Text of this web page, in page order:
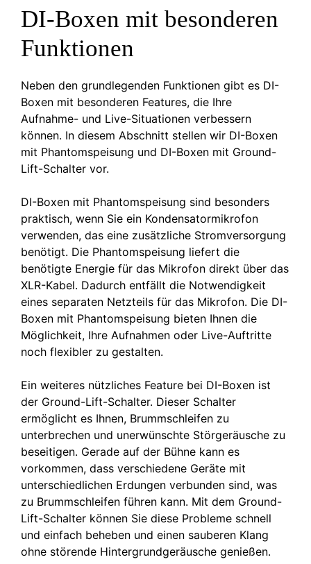
DI-Boxen mit besonderen
Funktionen
Neben den grundlegenden Funktionen gibt es DI-
Boxen mit besonderen Features, die Ihre
Aufnahme- und Live-Situationen verbessern
können. In diesem Abschnitt stellen wir DI-Boxen
mit Phantomspeisung und DI-Boxen mit Ground-
Lift-Schalter vor.
DI-Boxen mit Phantomspeisung sind besonders
praktisch, wenn Sie ein Kondensatormikrofon
verwenden, das eine zusätzliche Stromversorgung
benötigt. Die Phantomspeisung liefert die
benötigte Energie für das Mikrofon direkt über das
XLR-Kabel. Dadurch entfällt die Notwendigkeit
eines separaten Netzteils für das Mikrofon. Die DI-
Boxen mit Phantomspeisung bieten Ihnen die
Möglichkeit, Ihre Aufnahmen oder Live-Auftritte
noch flexibler zu gestalten.
Ein weiteres nützliches Feature bei DI-Boxen ist
der Ground-Lift-Schalter. Dieser Schalter
ermöglicht es Ihnen, Brummschleifen zu
unterbrechen und unerwünschte Störgeräusche zu
beseitigen. Gerade auf der Bühne kann es
vorkommen, dass verschiedene Geräte mit
unterschiedlichen Erdungen verbunden sind, was
zu Brummschleifen führen kann. Mit dem Ground-
Lift-Schalter können Sie diese Probleme schnell
und einfach beheben und einen sauberen Klang
ohne störende Hintergrundgeräusche genießen.